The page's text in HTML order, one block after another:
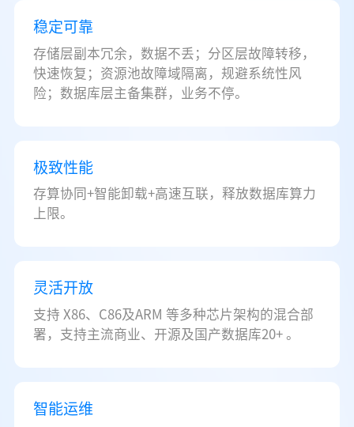
稳定可靠
存储层副本冗余，数据不丢；分区层故障转移，
快速恢复；资源池故障域隔离，规避系统性风
险；数据库层主备集群，业务不停。
极致性能
存算协同+智能卸载+高速互联，释放数据库算力
上限。
灵活开放
支持 X86、C86及ARM 等多种芯片架构的混合部
署，支持主流商业、开源及国产数据库20+ 。
智能运维